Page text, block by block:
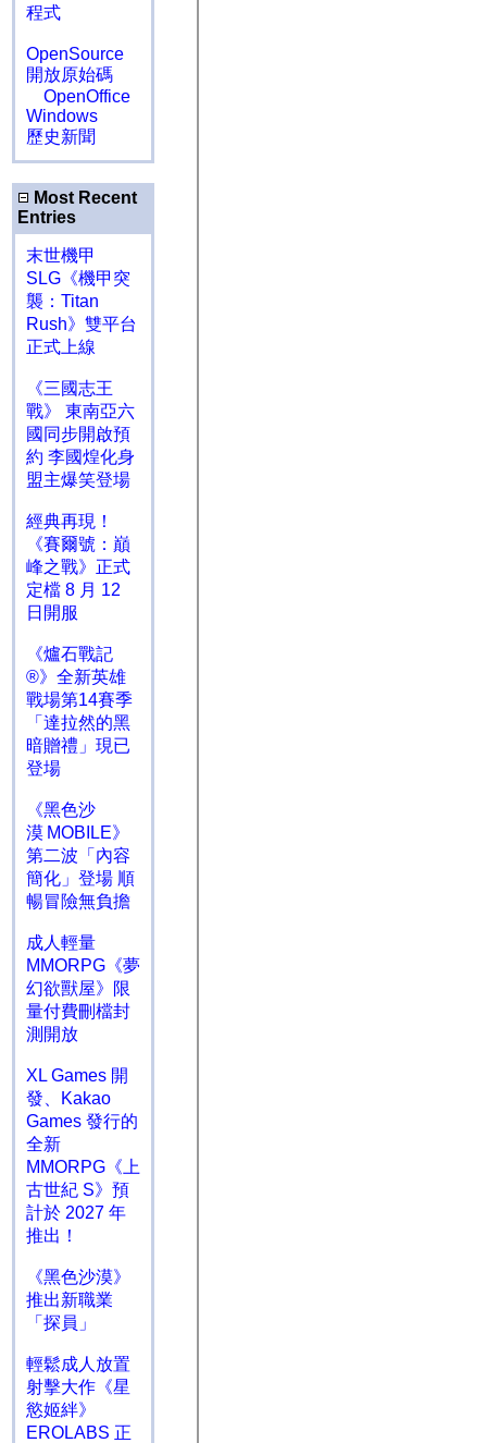
程式
OpenSource
開放原始碼
OpenOffice
Windows
歷史新聞
Most Recent
Entries
末世機甲
SLG《機甲突
襲：Titan
Rush》雙平台
正式上線
《三國志王
戰》 東南亞六
國同步開啟預
約 李國煌化身
盟主爆笑登場
經典再現！
《賽爾號：巔
峰之戰》正式
定檔 8 月 12
日開服
《爐石戰記
®》全新英雄
戰場第14賽季
「達拉然的黑
暗贈禮」現已
登場
《黑色沙
漠 MOBILE》
第二波「內容
簡化」登場 順
暢冒險無負擔
成人輕量
MMORPG《夢
幻欲獸屋》限
量付費刪檔封
測開放
XL Games 開
發、Kakao
Games 發行的
全新
MMORPG《上
古世紀 S》預
計於 2027 年
推出！
《黑色沙漠》
推出新職業
「探員」
輕鬆成人放置
射擊大作《星
慾姬絆》
EROLABS 正